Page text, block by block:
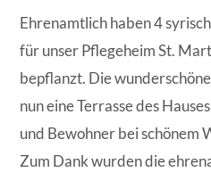
Ehrenamtlich haben 4
für unser Pflegeheim St.
bepflanzt. Die
nun eine Terrasse des
und Bewohner bei schönem
Zum Dank wurden die